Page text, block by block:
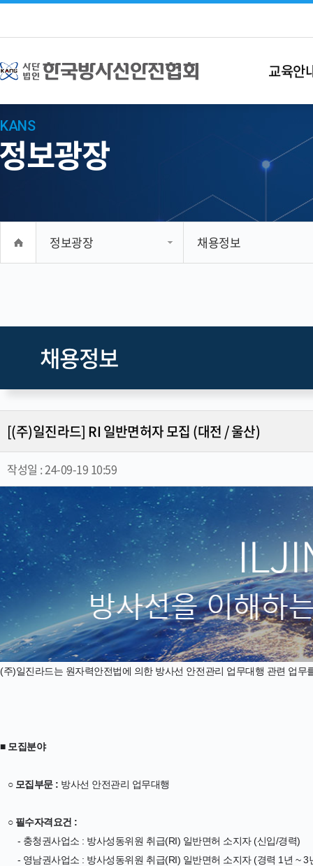
교육안
KANS
보광장
정보광장 채용정보
채용정보
[(주)일진라드] RI 일반면허자 모집 (대전 / 울산)
작성일 :24-09-19 10:59
(주)일진라드는 원자력안전법에 의한 방사선 안전관리 업무대행 관련 업
■ 모집분야
○ 모집부문 : 방사선 안전관리 업무대행
○ 필수자격요건 :
- 충청권사업소 : 방사성동위원 취급(RI) 일반면허 소지자 (신입/경력)
- 영남권사업소 : 방사성동위원 취급(RI) 일반면허 소지자 (경력 1년 ~ 3